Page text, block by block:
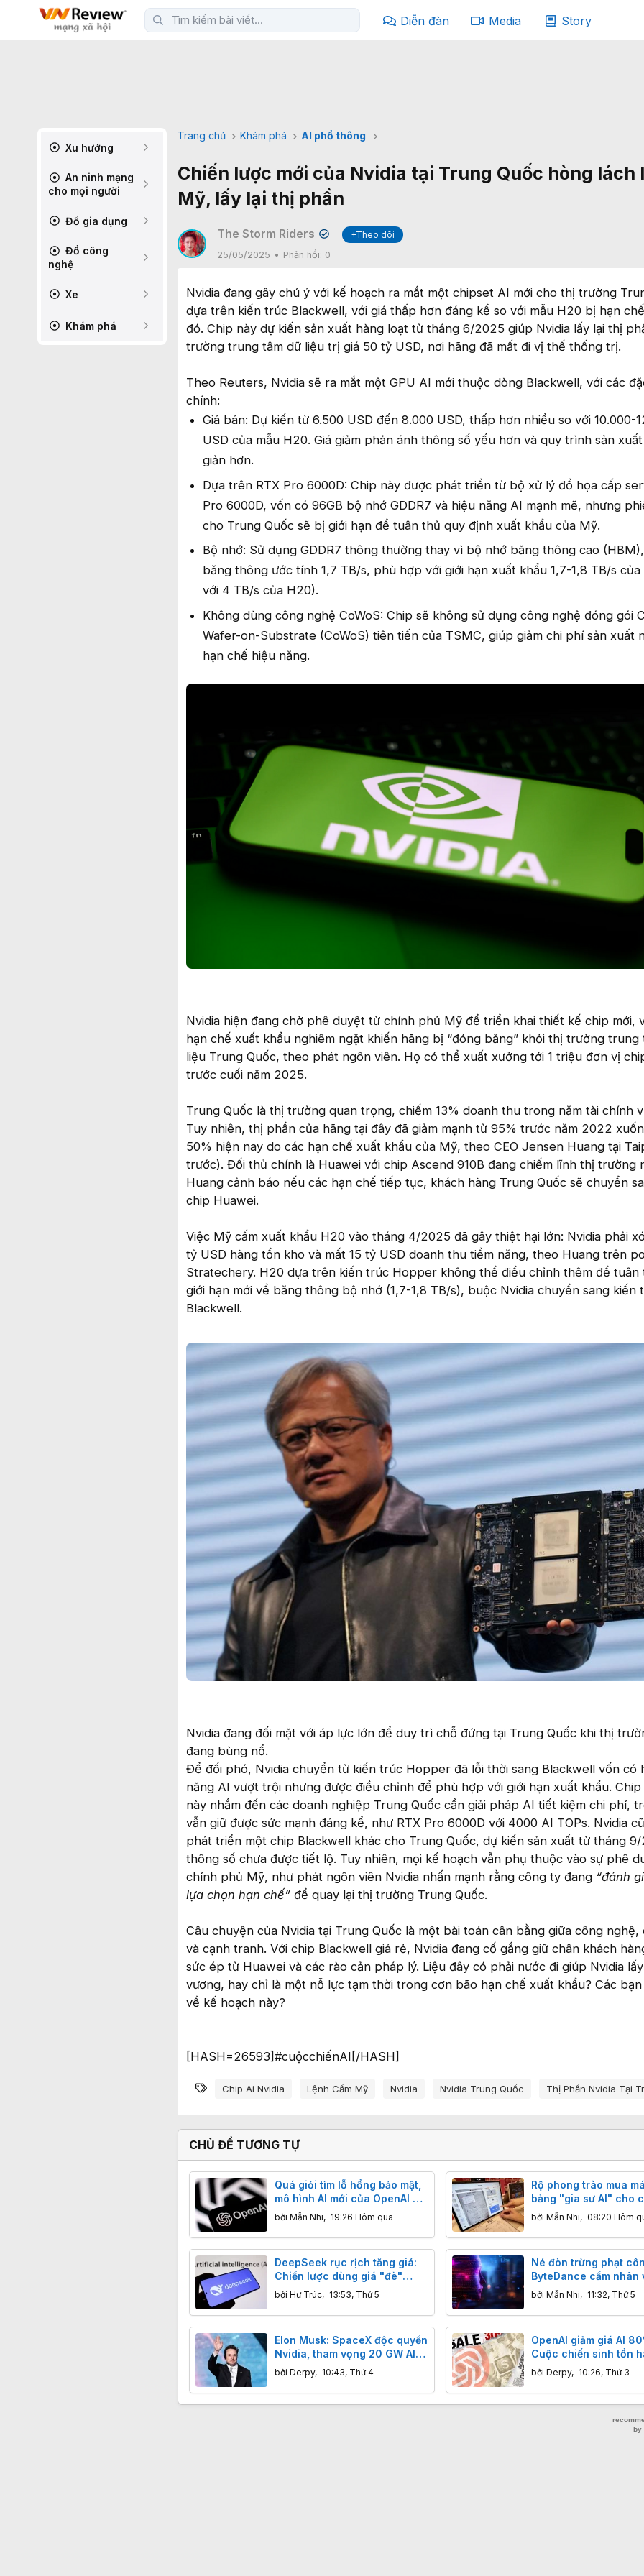
Diễn đàn Media Story
Xu hướng
An ninh mạng
cho mọi người
Đồ gia dụng
Đồ công
nghệ
Xe
Khám phá
Trang chủ Khám phá AI phổ thông
Chiến lược mới của Nvidia tại Trung Quốc hòng lách
Mỹ, lấy lại thị phần
The Storm Riders ✔
+Theo dõi
25/05/2025
Phản hồi: 0
Nvidia đang gây chú ý với kế hoạch ra mắt một chipset AI mới cho thị trường
dựa trên kiến trúc Blackwell, với giá thấp hơn đáng kể so với mẫu H20 bị hạn
đó. Chip này dự kiến sản xuất hàng loạt từ tháng 6/2025 giúp Nvidia lấy lại thị
trường trung tâm dữ liệu trị giá 50 tỷ USD, nơi hãng đã mất đi vị thế thống trị.
Theo Reuters, Nvidia sẽ ra mắt một GPU AI mới thuộc dòng Blackwell, với các
chính:
Giá bán: Dự kiến từ 6.500 USD đến 8.000 USD, thấp hơn nhiều so với 10.000-
USD của mẫu H20. Giá giảm phản ánh thông số yếu hơn và quy trình sản
giản hơn.
Dựa trên RTX Pro 6000D: Chip này được phát triển từ bộ xử lý đồ họa cấp
Pro 6000D, vốn có 96GB bộ nhớ GDDR7 và hiệu năng AI mạnh mẽ, nhưng
cho Trung Quốc sẽ bị giới hạn để tuân thủ quy định xuất khẩu của Mỹ.
Bộ nhớ: Sử dụng GDDR7 thông thường thay vì bộ nhớ băng thông cao
băng thông ước tính 1,7 TB/s, phù hợp với giới hạn xuất khẩu 1,7-1,8 TB/s
với 4 TB/s của H20).
Không dùng công nghệ CoWoS: Chip sẽ không sử dụng công nghệ đóng gói
Wafer-on-Substrate (CoWoS) tiên tiến của TSMC, giúp giảm chi phí sản xuất
hạn chế hiệu năng.
Nvidia hiện đang chờ phê duyệt từ chính phủ Mỹ để triển khai thiết kế chip mới,
hạn chế xuất khẩu nghiêm ngặt khiến hãng bị “đóng băng” khỏi thị trường trung
liệu Trung Quốc, theo phát ngôn viên. Họ có thể xuất xưởng tới 1 triệu đơn vị
trước cuối năm 2025.
Trung Quốc là thị trường quan trọng, chiếm 13% doanh thu trong năm tài chính
Tuy nhiên, thị phần của hãng tại đây đã giảm mạnh từ 95% trước năm 2022
50% hiện nay do các hạn chế xuất khẩu của Mỹ, theo CEO Jensen Huang tại
trước). Đối thủ chính là Huawei với chip Ascend 910B đang chiếm lĩnh thị trường
Huang cảnh báo nếu các hạn chế tiếp tục, khách hàng Trung Quốc sẽ chuyển
chip Huawei.
Việc Mỹ cấm xuất khẩu H20 vào tháng 4/2025 đã gây thiệt hại lớn: Nvidia phải
tỷ USD hàng tồn kho và mất 15 tỷ USD doanh thu tiềm năng, theo Huang trên
Stratechery. H20 dựa trên kiến trúc Hopper không thể điều chỉnh thêm để tuân
giới hạn mới về băng thông bộ nhớ (1,7-1,8 TB/s), buộc Nvidia chuyển sang kiến
Blackwell.
Nvidia đang đối mặt với áp lực lớn để duy trì chỗ đứng tại Trung Quốc khi thị
đang bùng nổ.
Để đối phó, Nvidia chuyển từ kiến trúc Hopper đã lỗi thời sang Blackwell vốn có
năng AI vượt trội nhưng được điều chỉnh để phù hợp với giới hạn xuất khẩu. Chip
này nhắm đến các doanh nghiệp Trung Quốc cần giải pháp AI tiết kiệm chi phí,
vẫn giữ được sức mạnh đáng kể, như RTX Pro 6000D với 4000 AI TOPs. Nvidia
phát triển một chip Blackwell khác cho Trung Quốc, dự kiến sản xuất từ tháng
thông số chưa được tiết lộ. Tuy nhiên, mọi kế hoạch vẫn phụ thuộc vào sự phê
chính phủ Mỹ, như phát ngôn viên Nvidia nhấn mạnh rằng công ty đang “đánh
lựa chọn hạn chế” để quay lại thị trường Trung Quốc.
Câu chuyện của Nvidia tại Trung Quốc là một bài toán cân bằng giữa công
và cạnh tranh. Với chip Blackwell giá rẻ, Nvidia đang cố gắng giữ chân khách
sức ép từ Huawei và các rào cản pháp lý. Liệu đây có phải nước đi giúp Nvidia
vương, hay chỉ là một nỗ lực tạm thời trong cơn bão hạn chế xuất khẩu? Các
về kế hoạch này?
[HASH=26593]#cuộcchiếnAI[/HASH]
Từ khóa
Chip Ai Nvidia Lệnh Cấm Mỹ Nvidia Nvidia Trung Quốc Thị Phần Nvidia Tại
CHỦ ĐỀ TƯƠNG TỰ
Quá giỏi tìm lỗ hổng bảo mật,
mô hình AI mới của OpenAI bị
buộc phải "bấm phanh"
bởi Mẫn Nhi, 19:26 Hôm qua
Rộ phong trào mua
bảng "gia sư AI" cho
Trung Quốc
bởi Mẫn Nhi, 08:20 Hôm
DeepSeek rục rịch tăng giá:
Chiến lược dùng giá "đè"
phương Tây gặp khó
bởi Hư Trúc, 13:53, Thứ 5
Né đòn trừng phạt
ByteDance cấm nhân
"chưng cất" mô hình
bởi Mẫn Nhi, 11:32, Thứ 5
Elon Musk: SpaceX độc quyền
Nvidia, tham vọng 20 GW AI
trên quỹ đạo.
bởi Derpy, 10:43, Thứ 4
OpenAI giảm giá AI
Cuộc chiến sinh tồn
bạc lợi nhuận?
bởi Derpy, 10:26, Thứ 3